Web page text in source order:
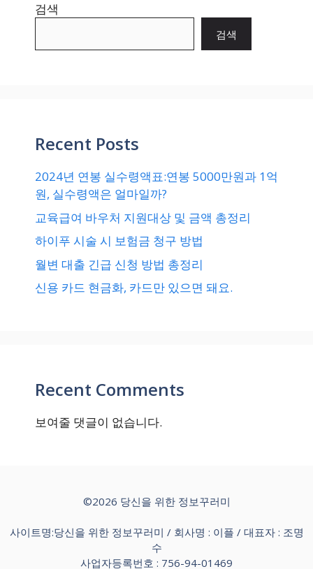
검색
검색
Recent Posts
2024년 연봉 실수령액표:연봉 5000만원과 1억
원, 실수령액은 얼마일까?
교육급여 바우처 지원대상 및 금액 총정리
하이푸 시술 시 보험금 청구 방법
월변 대출 긴급 신청 방법 총정리
신용 카드 현금화, 카드만 있으면 돼요.
Recent Comments
보여줄 댓글이 없습니다.
©2026 당신을 위한 정보꾸러미
사이트명:당신을 위한 정보꾸러미 / 회사명 : 이플 / 대표자 : 조명
수
사업자등록번호 : 756-94-01469